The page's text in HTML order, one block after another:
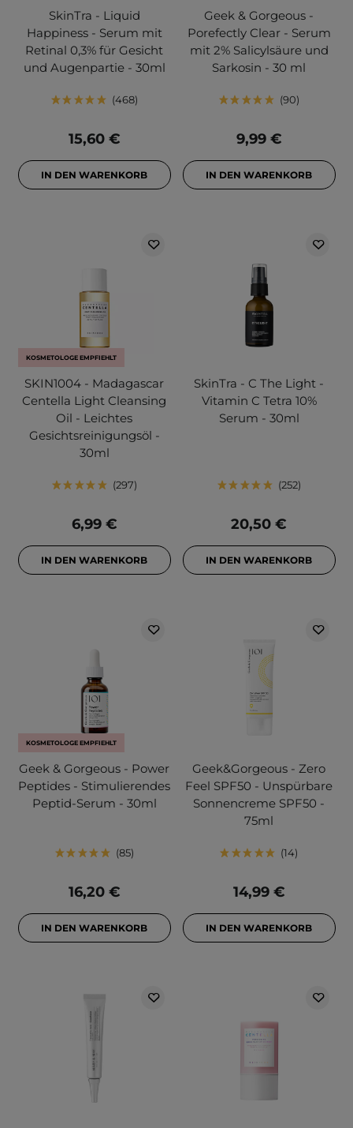
SkinTra - Liquid
Happiness - Serum mit
Retinal 0,3% für Gesicht
und Augenpartie - 30ml
468
15,60 €
IN DEN WARENKORB
Geek & Gorgeous -
Porefectly Clear - Serum
mit 2% Salicylsäure und
Sarkosin - 30 ml
90
9,99 €
IN DEN WARENKORB
KOSMETOLOGE EMPFIEHLT
SKIN1004 - Madagascar
Centella Light Cleansing
Oil - Leichtes
Gesichtsreinigungsöl -
30ml
297
6,99 €
IN DEN WARENKORB
SkinTra - C The Light -
Vitamin C Tetra 10%
Serum - 30ml
252
20,50 €
IN DEN WARENKORB
KOSMETOLOGE EMPFIEHLT
Geek & Gorgeous - Power
Peptides - Stimulierendes
Peptid-Serum - 30ml
85
16,20 €
IN DEN WARENKORB
Geek&Gorgeous - Zero
Feel SPF50 - Unspürbare
Sonnencreme SPF50 -
75ml
14
14,99 €
IN DEN WARENKORB